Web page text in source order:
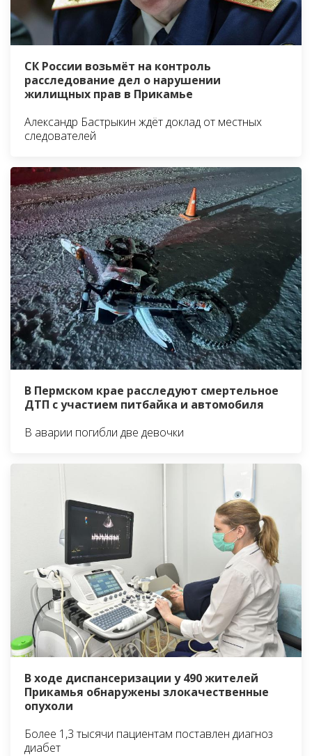
СК России возьмёт на контроль
расследование дел о нарушении
жилищных прав в Прикамье
Александр Бастрыкин ждёт доклад от местных
следователей
В Пермском крае расследуют смертельное
ДТП с участием питбайка и автомобиля
В аварии погибли две девочки
В ходе диспансеризации у 490 жителей
Прикамья обнаружены злокачественные
опухоли
Более 1,3 тысячи пациентам поставлен диагноз
диабет